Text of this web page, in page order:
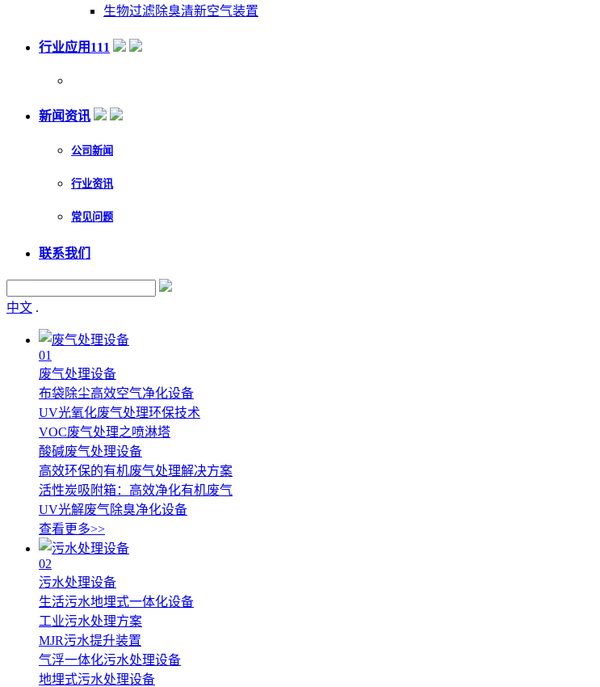
生物过滤除臭清新空气装置
行业应用111
新闻资讯
公司新闻
行业资讯
常见问题
联系我们
中文 .
01
废气处理设备
布袋除尘高效空气净化设备
UV光氧化废气处理环保技术
VOC废气处理之喷淋塔
酸碱废气处理设备
高效环保的有机废气处理解决方案
活性炭吸附箱：高效净化有机废气
UV光解废气除臭净化设备
查看更多>>
02
污水处理设备
生活污水地埋式一体化设备
工业污水处理方案
MJR污水提升装置
气浮一体化污水处理设备
地埋式污水处理设备